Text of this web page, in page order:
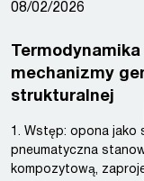
08/02/2026
mechanizmy
strukturalnej
1. Wstęp: opona jako
pneumatyczna
kompozytową,